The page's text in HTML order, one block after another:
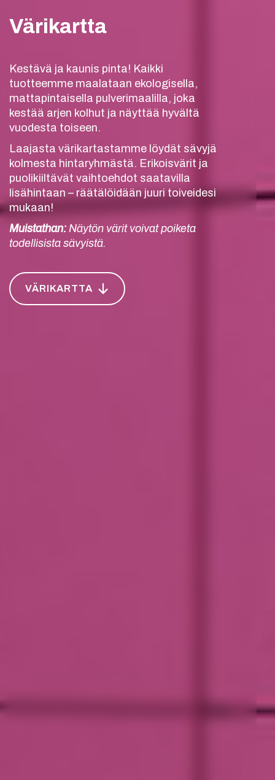
Värikartta
Kestävä ja kaunis pinta! Kaikki
tuotteemme maalataan ekologisella,
mattapintaisella pulverimaalilla, joka
kestää arjen kolhut ja näyttää hyvältä
vuodesta toiseen.
Laajasta värikartastamme löydät sävyjä
kolmesta hintaryhmästä. Erikoisvärit ja
puolikiiltävät vaihtoehdot saatavilla
lisähintaan – räätälöidään juuri toiveidesi
mukaan!
Muistathan: Näytön värit voivat poiketa
todellisista sävyistä.
VÄRIKARTTA